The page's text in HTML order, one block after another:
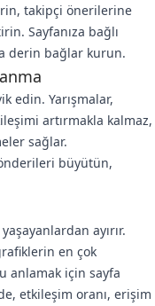
takipçi önerilerine
Sayfanıza bağlı
derin bağlar kurun.
edin. Yarışmalar,
artırmakla kalmaz,
sağlar.
büyütün,
ayırır.
en çok
anlamak için sayfa
etkileşim oranı, erişim